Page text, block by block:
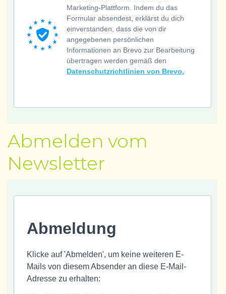
Marketing-Plattform. Indem du das
Formular absendest, erklärst du dich
einverstanden, dass die von dir
angegebenen persönlichen
Informationen an Brevo zur Bearbeitung
übertragen werden gemäß den
Datenschutzrichtlinien von Brevo.
Abmelden vom
Newsletter
Abmeldung
Klicke auf 'Abmelden', um keine weiteren E-
Mails von diesem Absender an diese E-Mail-
Adresse zu erhalten: